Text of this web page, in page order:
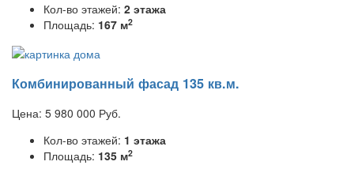
Кол-во этажей: 2 этажа
Площадь: 167 м2
Комбинированный фасад 135 кв.м.
Цена: 5 980 000 Руб.
Кол-во этажей: 1 этажа
Площадь: 135 м2